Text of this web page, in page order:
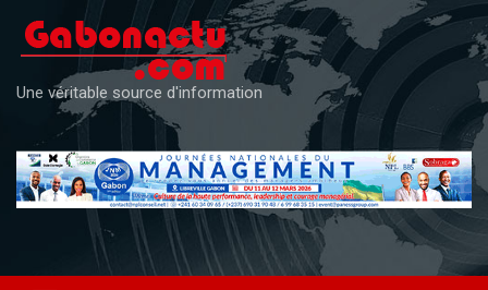
content
Une véritable source d'information